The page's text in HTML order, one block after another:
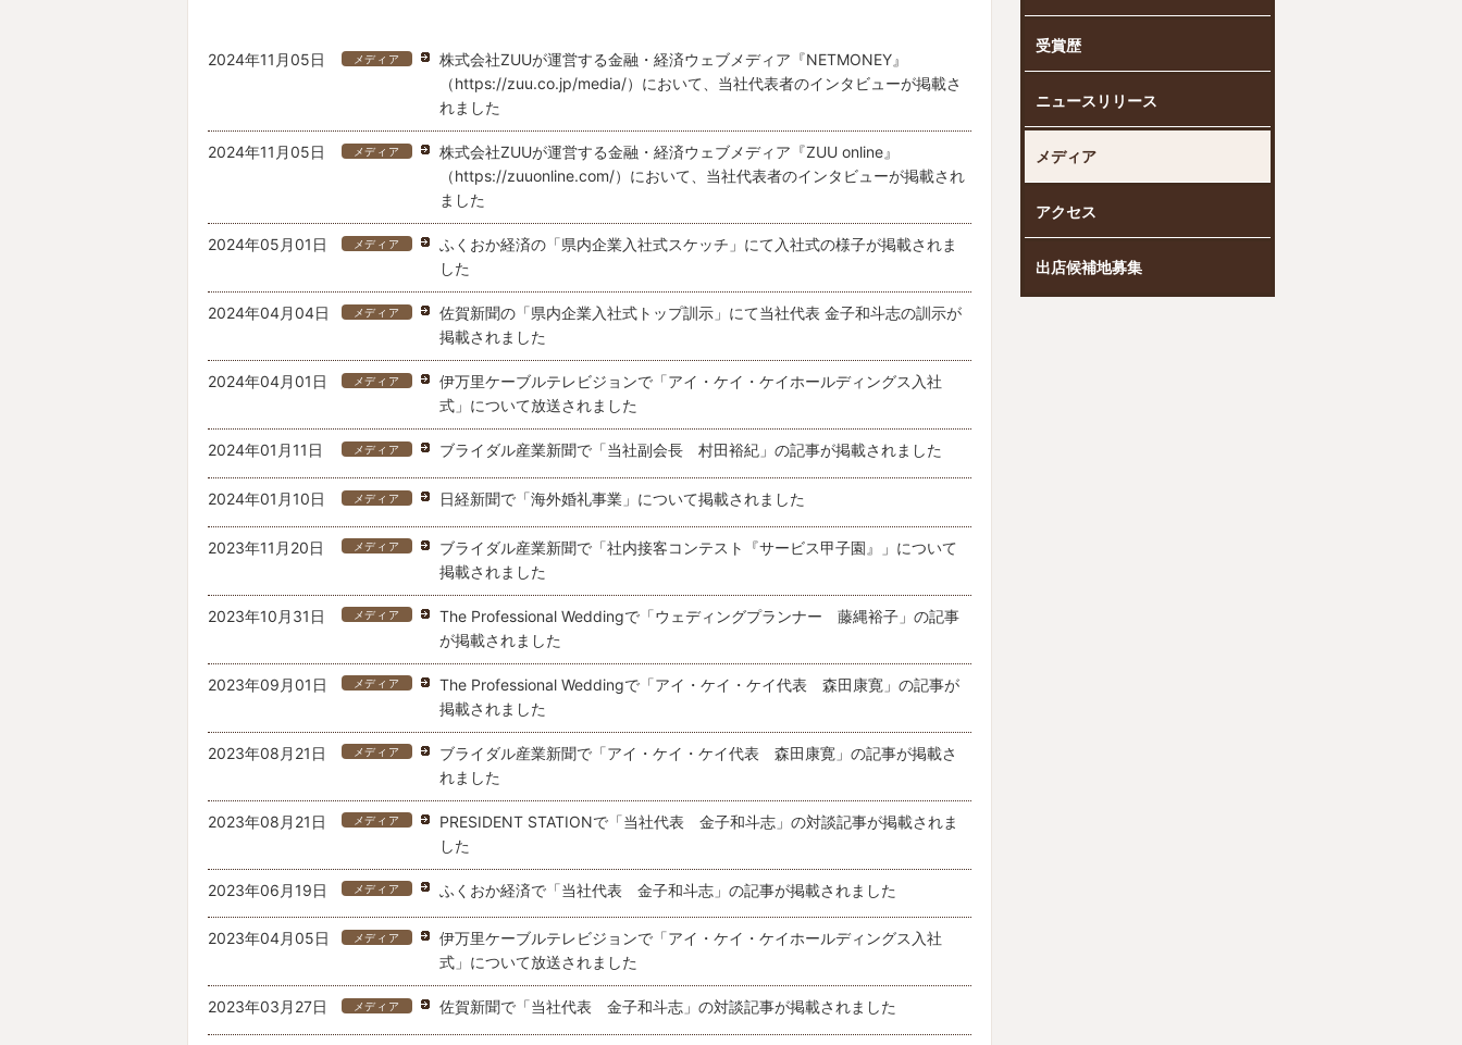
受賞歴
ニュースリリース
メディア
アクセス
出店候補地募集
2024年11月05日 メディア
株式会社ZUUが運営する金融・経済ウェブメディア『NETMONEY』
（https://zuu.co.jp/media/）において、当社代表者のインタビューが掲載さ
れました
2024年11月05日 メディア
株式会社ZUUが運営する金融・経済ウェブメディア『ZUU online』
（https://zuuonline.com/）において、当社代表者のインタビューが掲載され
ました
2024年05月01日 メディア
ふくおか経済の「県内企業入社式スケッチ」にて入社式の様子が掲載されま
した
2024年04月04日 メディア
佐賀新聞の「県内企業入社式トップ訓示」にて当社代表 金子和斗志の訓示が
掲載されました
2024年04月01日 メディア
伊万里ケーブルテレビジョンで「アイ・ケイ・ケイホールディングス入社
式」について放送されました
2024年01月11日 メディア ブライダル産業新聞で「当社副会長 村田裕紀」の記事が掲載されました
2024年01月10日 メディア 日経新聞で「海外婚礼事業」について掲載されました
2023年11月20日 メディア
ブライダル産業新聞で「社内接客コンテスト『サービス甲子園』」について
掲載されました
2023年10月31日 メディア
The Professional Weddingで「ウェディングプランナー 藤縄裕子」の記事
が掲載されました
2023年09月01日 メディア
The Professional Weddingで「アイ・ケイ・ケイ代表 森田康寛」の記事が
掲載されました
2023年08月21日 メディア
ブライダル産業新聞で「アイ・ケイ・ケイ代表 森田康寛」の記事が掲載さ
れました
2023年08月21日 メディア
PRESIDENT STATIONで「当社代表 金子和斗志」の対談記事が掲載されま
した
2023年06月19日 メディア ふくおか経済で「当社代表 金子和斗志」の記事が掲載されました
2023年04月05日 メディア
伊万里ケーブルテレビジョンで「アイ・ケイ・ケイホールディングス入社
式」について放送されました
2023年03月27日 メディア 佐賀新聞で「当社代表 金子和斗志」の対談記事が掲載されました